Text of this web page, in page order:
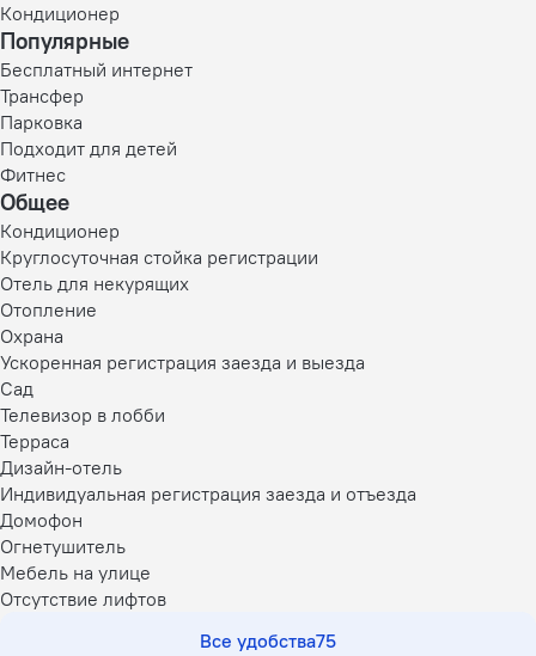
Кондиционер
Популярные
Бесплатный интернет
Трансфер
Парковка
Подходит для детей
Фитнес
Общее
Кондиционер
Круглосуточная стойка регистрации
Отель для некурящих
Отопление
Охрана
Ускоренная регистрация заезда и выезда
Сад
Телевизор в лобби
Терраса
Дизайн-отель
Индивидуальная регистрация заезда и отъезда
Домофон
Огнетушитель
Мебель на улице
Отсутствие лифтов
Все удобства75